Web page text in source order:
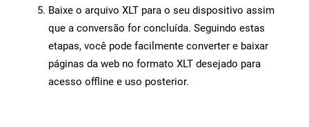
Baixe o arquivo XLT para o seu dispositivo assim
que a conversão for concluída. Seguindo estas
etapas, você pode facilmente converter e baixar
páginas da web no formato XLT desejado para
acesso offline e uso posterior.